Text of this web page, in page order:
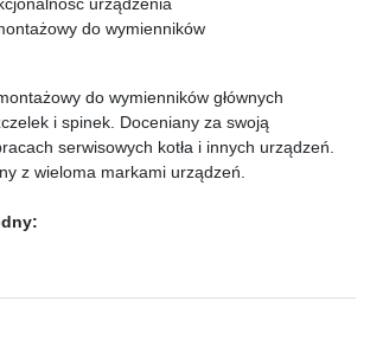
do wymienników
do wymienników głównych
i spinek. Doceniany za swoją
serwisowych kotła i innych urządzeń.
z wieloma markami urządzeń.